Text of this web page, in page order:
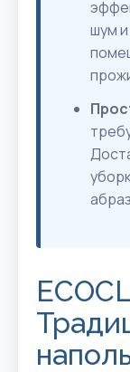
шум